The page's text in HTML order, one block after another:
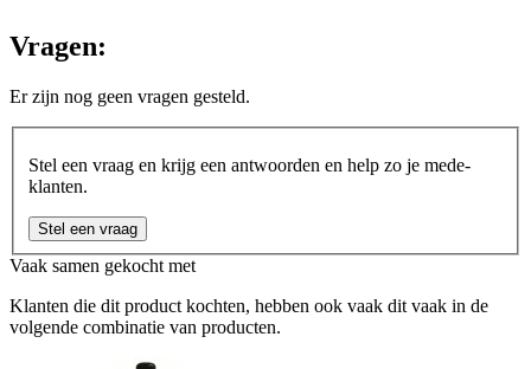
Vragen:
Er zijn nog geen vragen gesteld.
Stel een vraag en krijg een antwoorden en help zo je mede-
klanten.
Stel een vraag
Vaak samen gekocht met
Klanten die dit product kochten, hebben ook vaak dit vaak in de
volgende combinatie van producten.